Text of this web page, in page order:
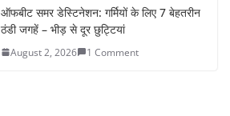
ऑफबीट समर डेस्टिनेशन: गर्मियों के लिए 7 बेहतरीन
ठंडी जगहें – भीड़ से दूर छुट्टियां
August 2, 2026 1 Comment